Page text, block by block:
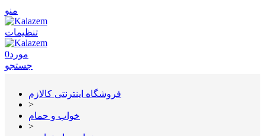
منو
تنظیمات
0مورد
جستجو
فروشگاه اینترنتی کالازم
>
خواب و حمام
>